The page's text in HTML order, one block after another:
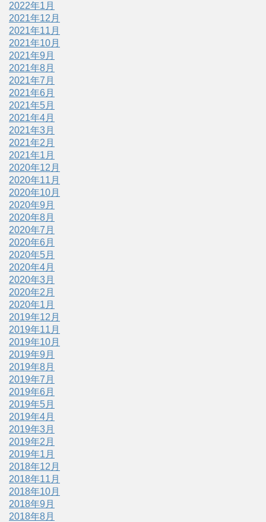
2022年1月
2021年12月
2021年11月
2021年10月
2021年9月
2021年8月
2021年7月
2021年6月
2021年5月
2021年4月
2021年3月
2021年2月
2021年1月
2020年12月
2020年11月
2020年10月
2020年9月
2020年8月
2020年7月
2020年6月
2020年5月
2020年4月
2020年3月
2020年2月
2020年1月
2019年12月
2019年11月
2019年10月
2019年9月
2019年8月
2019年7月
2019年6月
2019年5月
2019年4月
2019年3月
2019年2月
2019年1月
2018年12月
2018年11月
2018年10月
2018年9月
2018年8月